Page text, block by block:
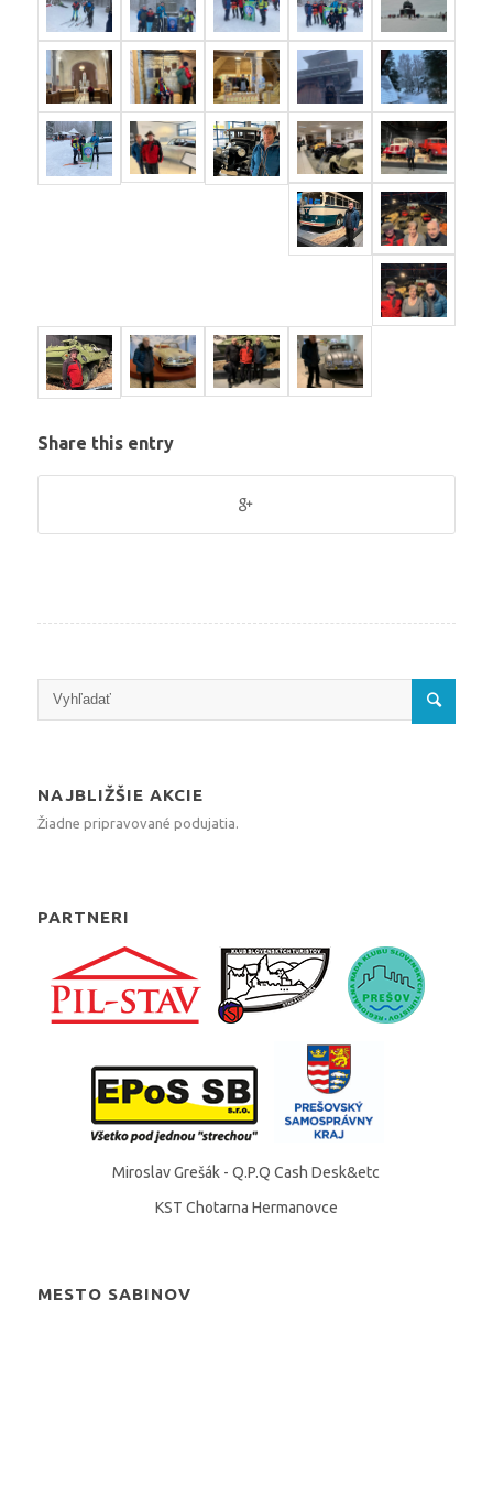
Share this entry
NAJBLIŽŠIE AKCIE
Žiadne pripravované podujatia.
PARTNERI
Miroslav Grešák - Q.P.Q Cash Desk&etc
KST Chotarna Hermanovce
MESTO SABINOV